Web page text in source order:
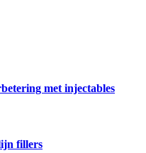
met injectables
fillers